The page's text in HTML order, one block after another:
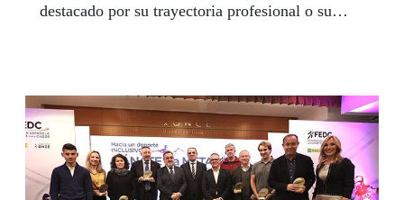
destacado por su trayectoria profesional o su
servicio al bien común.